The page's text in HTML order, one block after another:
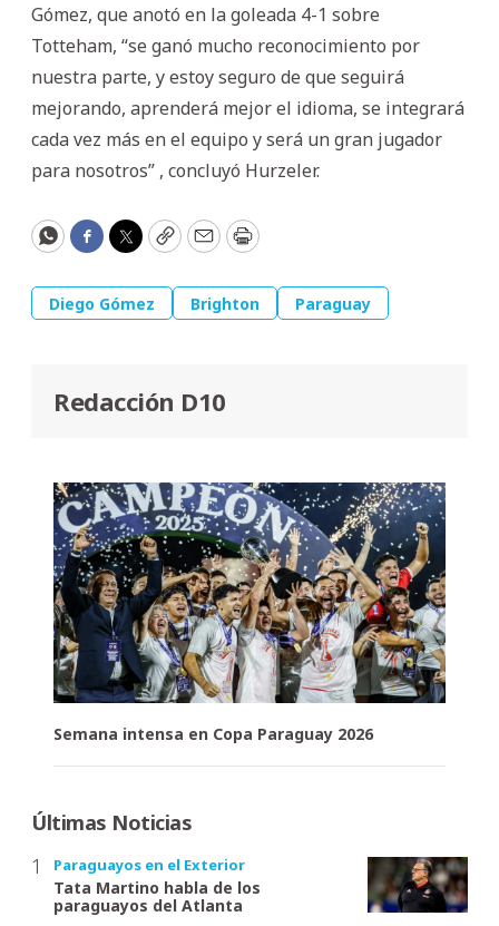
Gómez, que anotó en la goleada 4-1 sobre
Totteham, “se ganó mucho reconocimiento por
nuestra parte, y estoy seguro de que seguirá
mejorando, aprenderá mejor el idioma, se integrará
cada vez más en el equipo y será un gran jugador
para nosotros” , concluyó Hurzeler.
WhatsApp
Facebook
Twitter
CopyEmailPrint
Diego Gómez Brighton Paraguay
Redacción D10
Semana intensa en Copa Paraguay 2026
Últimas Noticias
Paraguayos en el Exterior
Tata Martino habla de los
paraguayos del Atlanta